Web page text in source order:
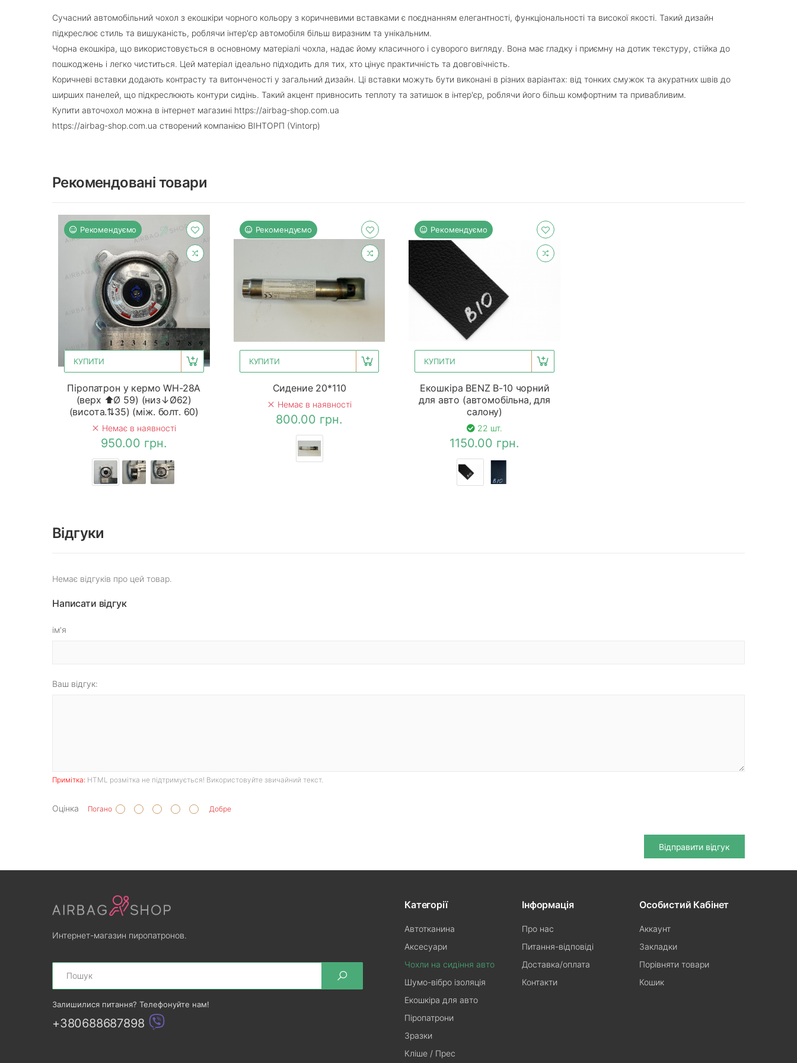
Сучасний автомобільний чохол з екошкіри чорного кольору з коричневими вставками є поєднанням елегантності, функціональності та високої якості. Такий дизайн
підкреслює стиль та вишуканість, роблячи інтер'єр автомобіля більш виразним та унікальним.
Чорна екошкіра, що використовується в основному матеріалі чохла, надає йому класичного і суворого вигляду. Вона має гладку і приємну на дотик текстуру, стійка до
пошкоджень і легко чиститься. Цей матеріал ідеально підходить для тих, хто цінує практичність та довговічність.
Коричневі вставки додають контрасту та витонченості у загальний дизайн. Ці вставки можуть бути виконані в різних варіантах: від тонких смужок та акуратних швів до
ширших панелей, що підкреслюють контури сидінь. Такий акцент привносить теплоту та затишок в інтер'єр, роблячи його більш комфортним та привабливим.
Купити авточохол можна в інтернет магазині https://airbag-shop.com.ua
https://airbag-shop.com.ua створений компанією ВІНТОРП (Vintorp)
Рекомендовані товари
Рекомендуємо
КУПИТИ
Піропатрон у кермо WH-28A
(верх ⬆Ø 59) (низ↓Ø62)
(висота.⇅35) (між. болт. 60)
Немає в наявності
950.00 грн.
Рекомендуємо
КУПИТИ
Сидение 20*110
Немає в наявності
800.00 грн.
Рекомендуємо
КУПИТИ
Екошкіра BENZ B-10 чорний
для авто (автомобільна, для
салону)
22 шт.
1150.00 грн.
Відгуки
Немає відгуків про цей товар.
Написати відгук
ім'я
Ваш відгук:
Примітка: HTML розмітка не підтримується! Використовуйте звичайний текст.
Оцінка Погано Добре
Відправити відгук
Интернет-магазин пиропатронов.
Search
Залишилися питання? Телефонуйте нам!
+380688687898
Категорії
Автотканина
Аксесуари
Чохли на сидіння авто
Шумо-вібро ізоляція
Екошкіра для авто
Піропатрони
Зразки
Кліше / Прес
Інформація
Про нас
Питання-відповіді
Доставка/оплата
Контакти
Особистий Кабінет
Аккаунт
Закладки
Порівняти товари
Кошик